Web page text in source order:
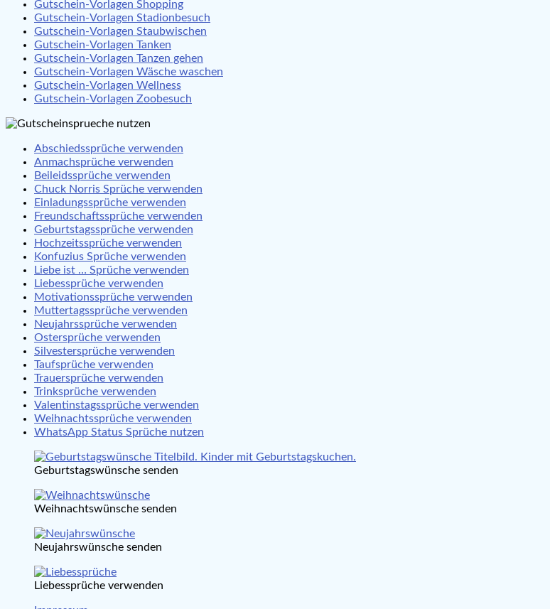
Gutschein-Vorlagen Shopping
Gutschein-Vorlagen Stadionbesuch
Gutschein-Vorlagen Staubwischen
Gutschein-Vorlagen Tanken
Gutschein-Vorlagen Tanzen gehen
Gutschein-Vorlagen Wäsche waschen
Gutschein-Vorlagen Wellness
Gutschein-Vorlagen Zoobesuch
Abschiedssprüche verwenden
Anmachsprüche verwenden
Beileidssprüche verwenden
Chuck Norris Sprüche verwenden
Einladungssprüche verwenden
Freundschaftssprüche verwenden
Geburtstagssprüche verwenden
Hochzeitssprüche verwenden
Konfuzius Sprüche verwenden
Liebe ist … Sprüche verwenden
Liebessprüche verwenden
Motivationssprüche verwenden
Muttertagssprüche verwenden
Neujahrssprüche verwenden
Ostersprüche verwenden
Silvestersprüche verwenden
Taufsprüche verwenden
Trauersprüche verwenden
Trinksprüche verwenden
Valentinstagssprüche verwenden
Weihnachtssprüche verwenden
WhatsApp Status Sprüche nutzen
Geburtstagswünsche senden
Weihnachtswünsche senden
Neujahrswünsche senden
Liebessprüche verwenden